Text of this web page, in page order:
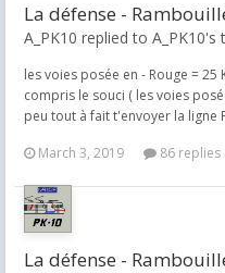
La défense -
A_PK10 replied to A_PK10's
les voies posée en - Rouge = 25
compris le souci ( les voies
peu tout à fait t'envoyer la ligne
March 3, 2019
86 replies
La défense -